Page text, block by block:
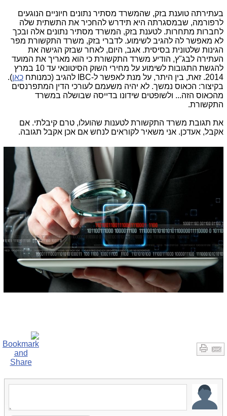
בעתירתה טוענת בזק, שהמשרד מסתיר נתונים חיוניים הנוגעים
לרפורמה, שבמסגרתה היא תידרש להחכיר את התשתית שלה
לחברות מתחרות. לטענת בזק, המשרד מסתיר נתונים אלה ובכך
לא מאפשר לה להגיב לשימוע. לדברי בזק, משרד התקשורת מפר
הגינות שלטונית בסיסית. אגב, היום, לאחר שבזק הגישה את
העתירה לבג"ץ, הודיע משרד התקשורת כי הוא מאריך את המועד
להגשת התגובות לשימוע על מחירי השוק הסיטונאי עד 10 במרץ
2014. זאת, בין היתר, על מנת לאפשר ל-IBC להגיב (כמנותח
כאן).
בקיצור: הכאוס נמשך. לא יהיה משעמם לעורכי הדין המתפרנסים
מהכאוס הזה... ולשופטים שידונו בדייסה שבושלה במשרד
התקשורת.
את תגובת משרד התקשורת לטענות שהועלו, טרם קיבלתי. אם
אקבל, אעדכן. אני משאיר לקוראים לנחש אם אכן אקבל תגובה.